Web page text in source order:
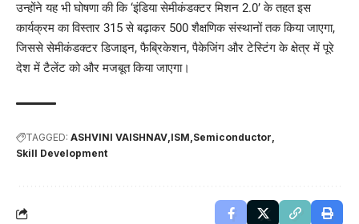
उन्होंने यह भी घोषणा की कि ‘इंडिया सेमीकंडक्टर मिशन 2.0’ के तहत इस
कार्यक्रम का विस्तार 315 से बढ़ाकर 500 शैक्षणिक संस्थानों तक किया जाएगा,
जिससे सेमीकंडक्टर डिजाइन, फैब्रिकेशन, पैकेजिंग और टेस्टिंग के क्षेत्र में पूरे
देश में टैलेंट को और मजबूत किया जाएगा।
TAGGED: ASHVINI VAISHNAV ISM Semiconductor
Skill Development